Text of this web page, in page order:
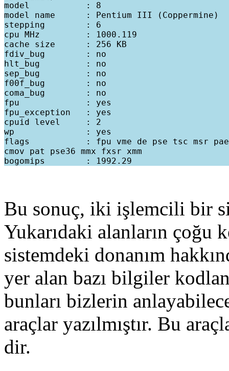
model           : 8
model name      : Pentium III (Coppermine)
stepping        : 6
cpu MHz         : 1000.119
cache size      : 256 KB
fdiv_bug        : no
hlt_bug         : no
sep_bug         : no
f00f_bug        : no
coma_bug        : no
fpu             : yes
fpu_exception   : yes
cpuid level     : 2
wp              : yes
flags           : fpu vme de pse tsc msr pae
cmov pat pse36 mmx fxsr xmm
Bu sonuç, iki işlemcili bir
Yukarıdaki alanların çoğu
sistemdeki donanım
yer alan bazı bilgiler
bunları bizlerin
araçlar yazılmıştır. Bu
dir.